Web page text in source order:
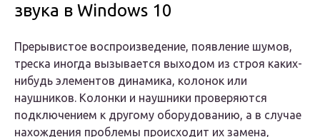
звука в Windows 10
Прерывистое воспроизведение, появление шумов,
треска иногда вызывается выходом из строя каких-
нибудь элементов динамика, колонок или
наушников. Колонки и наушники проверяются
подключением к другому оборудованию, а в случае
нахождения проблемы происходит их замена,